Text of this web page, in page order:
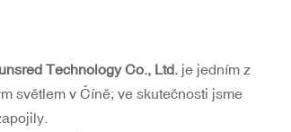
Technology Co., Ltd. je jedním z
světlem v Číně; ve skutečnosti jsme